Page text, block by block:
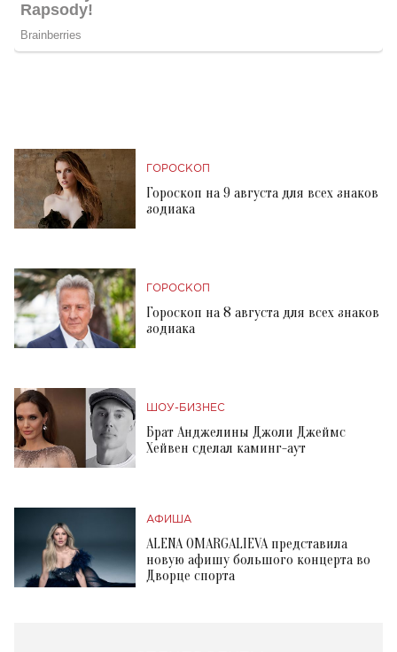
ГОРОСКОП
Гороскоп на 9 августа для всех знаков
зодиака
ГОРОСКОП
Гороскоп на 8 августа для всех знаков
зодиака
ШОУ-БИЗНЕС
Брат Анджелины Джоли Джеймс
Хейвен сделал каминг-аут
АФИША
ALENA OMARGALIEVA представила
новую афишу большого концерта во
Дворце спорта